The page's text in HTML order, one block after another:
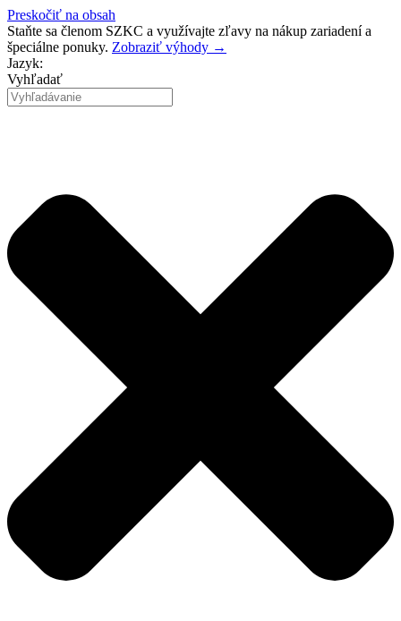
Preskočiť na obsah
Staňte sa členom SZKC a využívajte zľavy na nákup zariadení a
špeciálne ponuky. Zobraziť výhody →
Jazyk:
Vyhľadať